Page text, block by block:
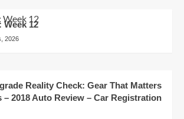
Week 12
2026
Reality Check: Gear That Matters
– 2018 Auto Review – Car Registration